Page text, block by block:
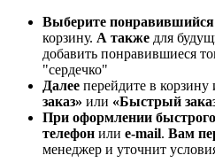
Выберите понравившийся
корзину. А также для
добавить понравившиеся
"сердечко"
Далее перейдите в
заказ» или «Быстрый
При оформлении быстрого
телефон или e-mail. Вам
менеджер и уточнит